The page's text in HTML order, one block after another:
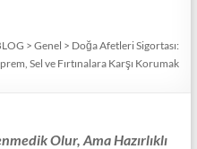
>Genel > Doğa Afetleri Sigortası:
Sel ve Fırtınalara Karşı Korumak
Olur, Ama Hazırlıklı